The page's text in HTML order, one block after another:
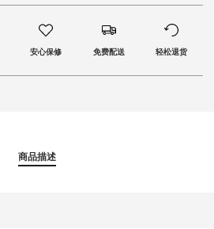
安心保修 免费配送 轻松退货
商品描述